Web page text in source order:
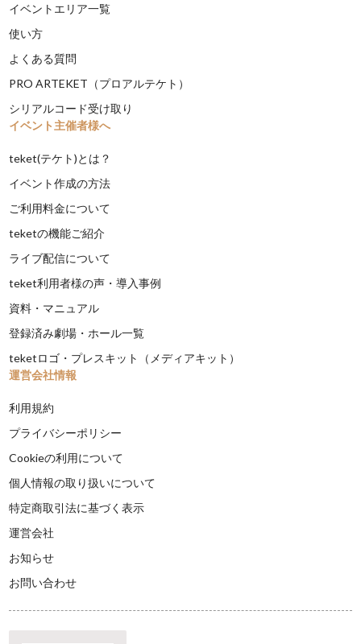
イベントエリア一覧
使い方
よくある質問
PRO ARTEKET（プロアルテケト）
シリアルコード受け取り
イベント主催者様へ
teket(テケト)とは？
イベント作成の方法
ご利用料金について
teketの機能ご紹介
ライブ配信について
teket利用者様の声・導入事例
資料・マニュアル
登録済み劇場・ホール一覧
teketロゴ・プレスキット（メディアキット）
運営会社情報
利用規約
プライバシーポリシー
Cookieの利用について
個人情報の取り扱いについて
特定商取引法に基づく表示
運営会社
お知らせ
お問い合わせ